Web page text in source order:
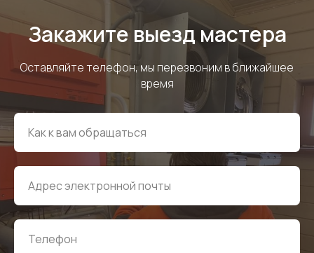
Закажите выезд мастера
Оставляйте телефон, мы перезвоним в ближайшее
время